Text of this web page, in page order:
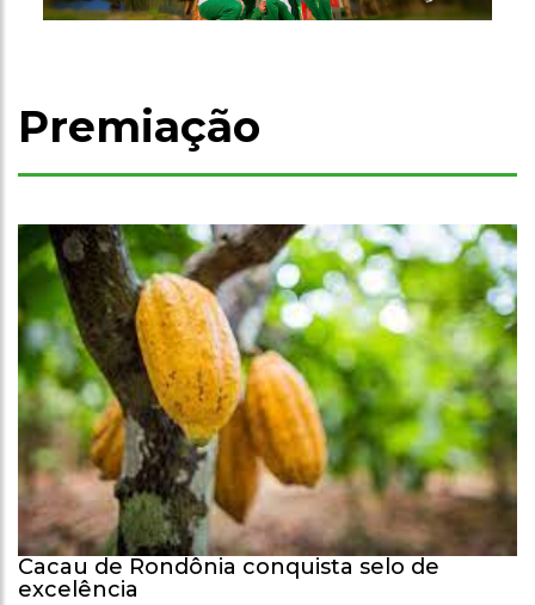
Premiação
Cacau de Rondônia conquista selo de
excelência